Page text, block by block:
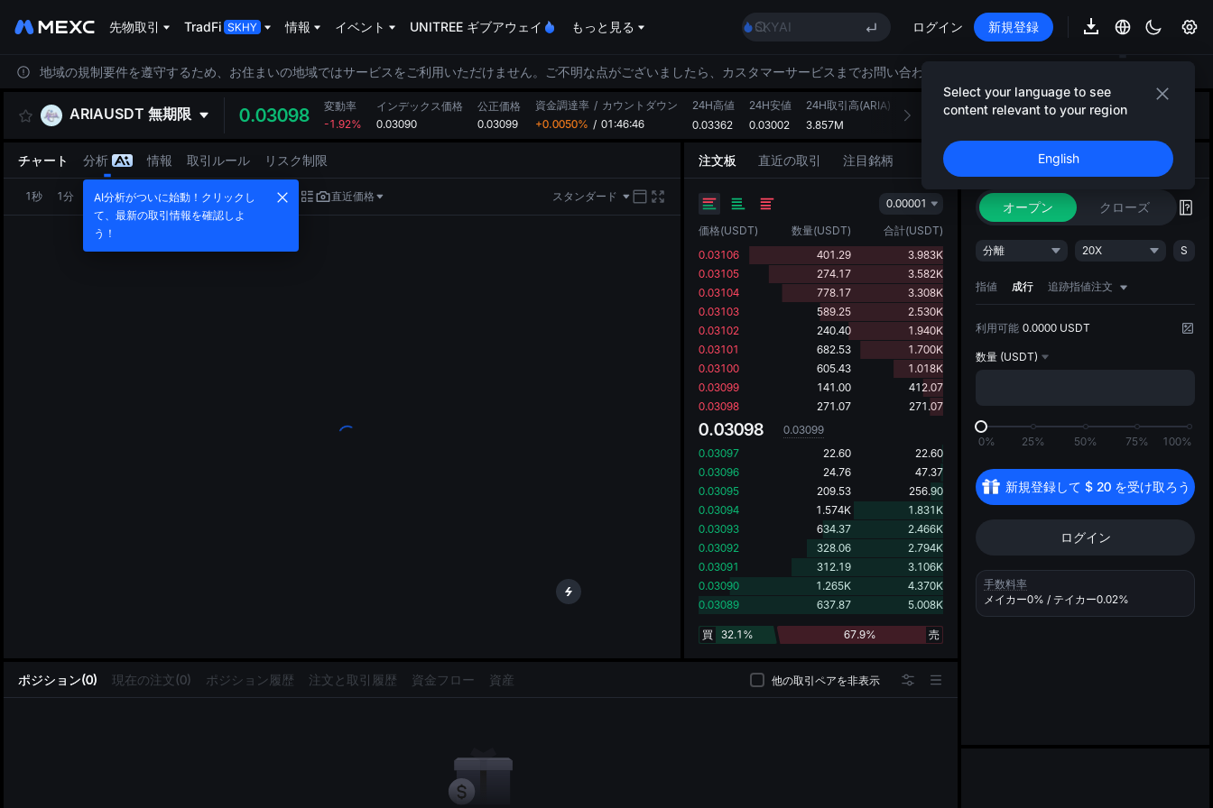
先物取引 TradFi 情報 イベント UNITREE ギブアウェイ もっと見る
SKYAI
ロックアップ期限切れ後もSPCX上昇
AAOI
SKYAI
ロックアップ期限切れ後もSPCX上昇
ログイン 新規登録
Select your language to see
content relevant to your region
English
地域の規制要件を遵守するため、お住まいの地域ではサービスをご利用いただけません。ご不明な点がございましたら、カスタマーサービスまでお問い合わせください。
ARIAUSDT 無期限 0.03098
変動率
-1.92%
インデックス価格
0.03090
公正価格
0.03099
資金調達率 / カウントダウン
+0.0050% / 01:46:45
24H高値
0.03362
24H安値
0.03002
24H取引高(ARIA)
3.857M
24H取引高(USDT)
120.022K
ポジション(0) 現在の注文(0) ポジション履歴 注文と取引履歴 資金フロー 資産 他の取引ペアを非表示
チャート 分析 情報 取引ルール リスク制限
1秒 1分 5分 15分 1時 4時 1日 直近価格 スタンダード
注文板 直近の取引 注目銘柄
0.00001
価格(USDT) 数量(USDT) 合計(USDT)
0.03106
401.29
3.983K
0.03105
274.17
3.582K
0.03104
778.17
3.308K
0.03103
589.25
2.530K
0.03102
240.40
1.940K
0.03101
682.53
1.700K
0.03100
605.43
1.018K
0.03099
141.00
412.07
0.03098
271.07 271.07
0.03098
0.03099
0.03097
22.60
22.60
0.03096
24.76
47.37
0.03095
209.53
256.90
0.03094
1.574K
1.831K
0.03093
634.37
2.466K
0.03092
328.06
2.794K
0.03091
312.19
3.106K
0.03090
1.265K
4.370K
0.03089
637.87 5.008K
32.1%
買 67.9% 売
AIストラテジーのご紹介
AIストラテジー
オープン クローズ
分離 20X S
指値 成行 追跡指値注文
利用可能 0.0000 USDT
数量 (USDT)
0% 25% 50% 75% 100%
新規登録して $ 20 を受け取ろう
ログイン
手数料率
メイカー0% / テイカー0.02%
AI分析がついに始動！クリックし
て、最新の取引情報を確認しよ
う！